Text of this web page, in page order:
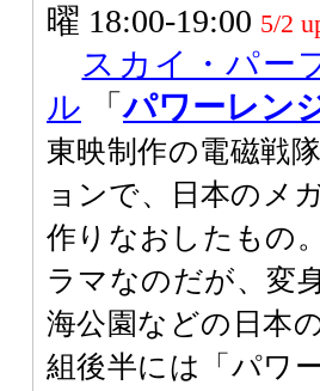
曜 18:00-19:00 5/2
スカイ・パー
ル 「パワーレン
東映制作の電磁戦
ョンで、日本のメ
作りなおしたもの
ラマなのだが、変
海公園などの日本
組後半には「パワ